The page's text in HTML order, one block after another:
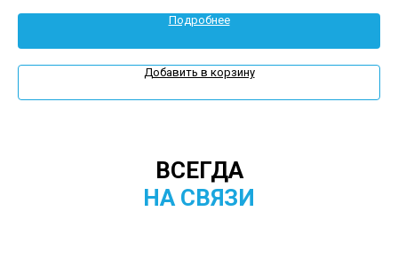
Подробнее
Добавить в корзину
ВСЕГДА
НА СВЯЗИ